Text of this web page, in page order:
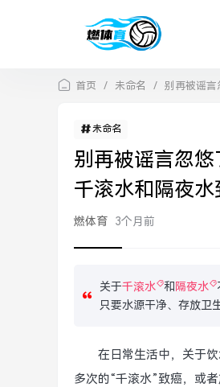
首页 / 未命名 / 别再被谣言
未命名
别再被谣言忽悠
千滚水和隔夜
燃体育 3个月前
关于千滚水 和 隔夜水
只要水源干净、存放卫
在日常生活中，关于
多次的“千滚水”致癌，或